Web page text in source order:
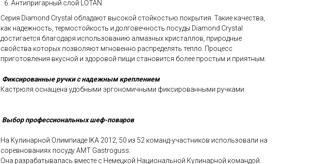
Антипригарный слой LOTAN.
Серия Diamond Crystal обладают высокой стойкостью покрытия. Такие качества,
как надежность, термостойкость и долговечность посуды Diamond Crystal
достигается благодаря использованию алмазных кристаллов, природные
свойства которых позволяют мгновенно распределять тепло. Процесс
приготовления вкусной и здоровой пищи становится более простым и приятным.
Фиксированные ручки с надежным креплением
Кастрюля оснащена удобными эргономичными фиксированными ручками.
Выбор профессиональных шеф-поваров
На Кулинарной Олимпиаде IKA 2012, 50 из 52 команд-участников использовали на
соревнованиях посуду AMT Gastroguss.
Она разрабатывалась вместе с Немецкой Национальной Кулинарной командой.